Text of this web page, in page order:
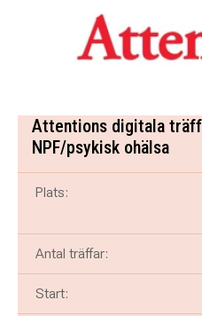
Attentions digitala
NPF/psykisk ohälsa
Plats:
Antal träffar:
Start: